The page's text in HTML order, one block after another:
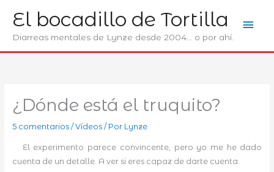
contenido
El bocadillo de Tortilla
Diarreas mentales de Lynze desde 2004... o por ahí.
¿Dónde está el truquito?
5 comentarios /Ví­deos/ Por Lynze
El experimento parece convincente, pero yo me he dado
cuenta de un detalle. A ver si eres capaz de darte cuenta.